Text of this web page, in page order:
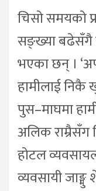
चिसो समयको
सङ्ख्या बढेसँगै
भएका छन् ।
हामीलाई निकै
पुस–माघमा
अलिक
होटल
व्यवसायी जाङ्मु